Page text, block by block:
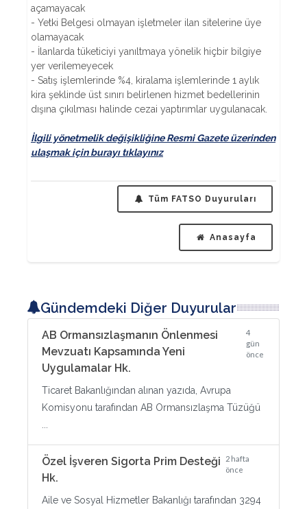
açamayacak
- Yetki Belgesi olmayan işletmeler ilan sitelerine üye
olamayacak
- İlanlarda tüketiciyi yanıltmaya yönelik hiçbir bilgiye
yer verilemeyecek
- Satış işlemlerinde %4, kiralama işlemlerinde 1 aylık
kira şeklinde üst sınırı belirlenen hizmet bedellerinin
dışına çıkılması halinde cezai yaptırımlar uygulanacak.
İlgili yönetmelik değişikliğine Resmi Gazete üzerinden
ulaşmak için burayı tıklayınız
Tüm FATSO Duyuruları
Anasayfa
Gündemdeki Diğer Duyurular
AB Ormansızlaşmanın Önlenmesi
Mevzuatı Kapsamında Yeni
Uygulamalar Hk.
4
gün
önce
Ticaret Bakanlığından alınan yazıda, Avrupa
Komisyonu tarafından AB Ormansızlaşma Tüzüğü
Özel İşveren Sigorta Prim Desteği
Hk.
2 hafta
önce
Aile ve Sosyal Hizmetler Bakanlığı tarafından 3294